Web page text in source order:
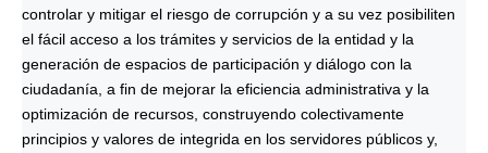
controlar y mitigar el riesgo de corrupción y a su vez posibiliten
el fácil acceso a los trámites y servicios de la entidad y la
generación de espacios de participación y diálogo con la
ciudadanía, a fin de mejorar la eficiencia administrativa y la
optimización de recursos, construyendo colectivamente
principios y valores de integrida en los servidores públicos y,